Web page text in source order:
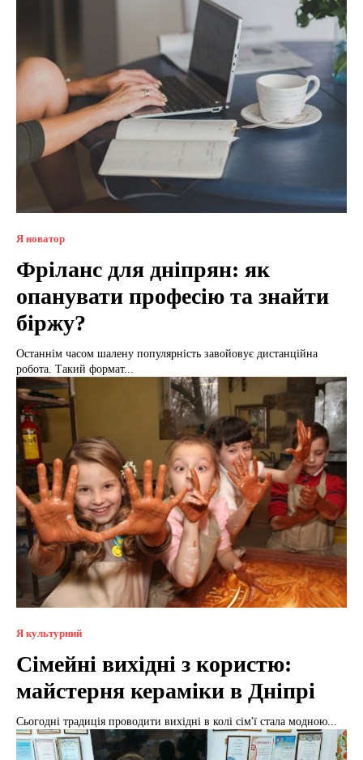
Я новатор
Фріланс для дніпрян: як
опанувати професію та знайти
біржу?
Останнім часом шалену популярність завойовує дистанційна
робота. Такий формат...
Я культурний
Сімейні вихідні з користю: ​​
майстерня кераміки в Дніпрі
Сьогодні традиція проводити вихідні в колі сім'ї стала модною...